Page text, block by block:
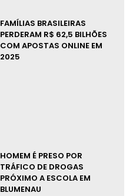
FAMÍLIAS BRASILEIRAS
PERDERAM R$ 62,5 BILHÕES
COM APOSTAS ONLINE EM
2025
HOMEM É PRESO POR
TRÁFICO DE DROGAS
PRÓXIMO A ESCOLA EM
BLUMENAU